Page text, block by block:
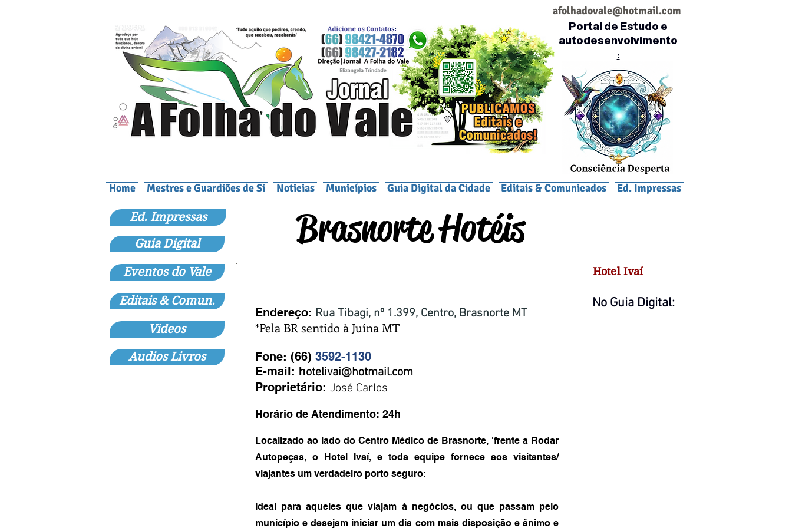
afolhadovale@hotmail.com
Portal de Estudo e
autodesenvolvimento
:
Home Mestres e Guardiões de Si Noticias Municípios Guia Digital da Cidade Editais & Comunicados Ed. Impressas
Brasnorte Hotéis
Endereço: Rua Tibagi, nº 1.399, Centro, Brasnorte MT
*Pela BR sentido à Juína MT
Fone: (66) 3592-1130
E-mail: hotelivai@hotmail.com
Proprietário: José Carlos
Horário de Atendimento: 24h
Localizado ao lado do Centro Médico de Brasnorte, 'frente a Rodar
Autopeças, o Hotel Ivaí, e toda equipe fornece aos visitantes/
viajantes um verdadeiro porto seguro:
Ideal para aqueles que viajam à negócios, ou que passam pelo
município e desejam iniciar um dia com mais disposição e ânimo e
Hotel Ivaí
No Guia Digital:
Ed. Impressas
Guia Digital
Eventos do Vale
Editais & Comun.
Videos
Audios Livros